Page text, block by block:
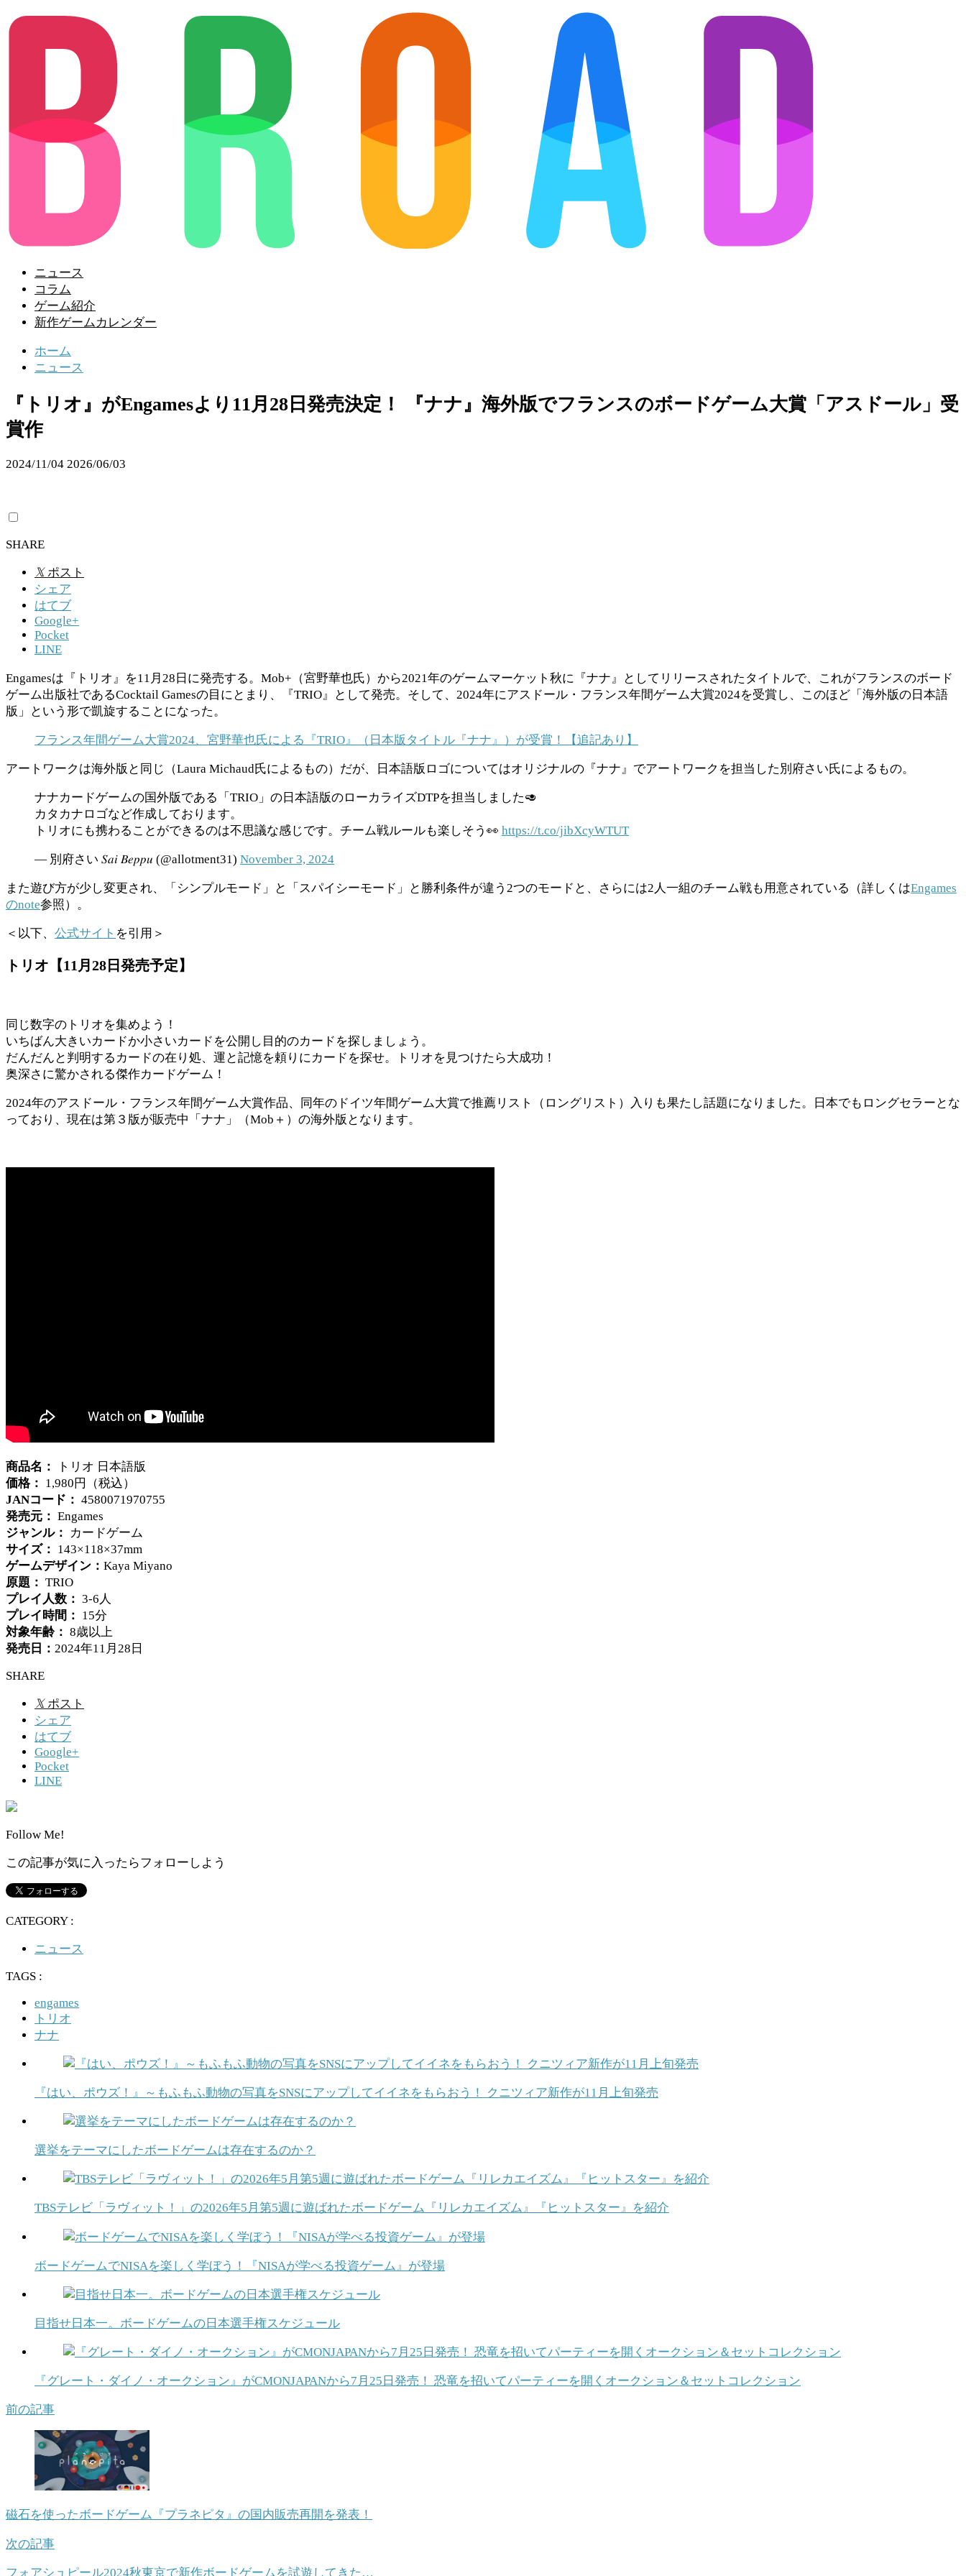
ニュース
コラム
ゲーム紹介
新作ゲームカレンダー
ホーム
ニュース
『トリオ』がEngamesより11月28日発売決定！ 『ナナ』海外版でフランスのボードゲーム大賞「アスドール」受
賞作
2024/11/04 2026/06/03
SHARE
𝕏 ポスト
シェア
はてブ
Google+
Pocket
LINE
Engamesは『トリオ』を11月28日に発売する。Mob+（宮野華也氏）から2021年のゲームマーケット秋に『ナナ』としてリリースされたタイトルで、これがフランスのボード
ゲーム出版社であるCocktail Gamesの目にとまり、『TRIO』として発売。そして、2024年にアスドール・フランス年間ゲーム大賞2024を受賞し、このほど「海外版の日本語
版」という形で凱旋することになった。
フランス年間ゲーム大賞2024、宮野華也氏による『TRIO』（日本版タイトル『ナナ』）が受賞！【追記あり】
アートワークは海外版と同じ（Laura Michaud氏によるもの）だが、日本語版ロゴについてはオリジナルの『ナナ』でアートワークを担当した別府さい氏によるもの。
ナナカードゲームの国外版である「TRIO」の日本語版のローカライズDTPを担当しました🥑
カタカナロゴなど作成しております。
トリオにも携わることができるのは不思議な感じです。チーム戦ルールも楽しそう👀 https://t.co/jibXcyWTUT
— 別府さい 𝑆𝑎𝑖 𝐵𝑒𝑝𝑝𝑢 (@allotment31) November 3, 2024
また遊び方が少し変更され、「シンプルモード」と「スパイシーモード」と勝利条件が違う2つのモードと、さらには2人一組のチーム戦も用意されている（詳しくはEngames
のnote参照）。
＜以下、 公式サイト を引用＞
トリオ【11月28日発売予定】
同じ数字のトリオを集めよう！
いちばん大きいカードか小さいカードを公開し目的のカードを探しましょう。
だんだんと判明するカードの在り処、運と記憶を頼りにカードを探せ。トリオを見つけたら大成功！
奥深さに驚かされる傑作カードゲーム！
2024年のアスドール・フランス年間ゲーム大賞作品、同年のドイツ年間ゲーム大賞で推薦リスト（ロングリスト）入りも果たし話題になりました。日本でもロングセラーとな
っており、現在は第３版が販売中「ナナ」（Mob＋）の海外版となります。
商品名：
トリオ 日本語版
価格： 1,980円（税込）
JANコード： 4580071970755
発売元： Engames
ジャンル：
カードゲーム
サイズ： 143×118×37mm
ゲームデザイン： Kaya Miyano
原題： TRIO
プレイ人数： 3-6人
プレイ時間： 15分
対象年齢： 8歳以上
発売日： 2024年11月28日
SHARE
𝕏 ポスト
シェア
はてブ
Google+
Pocket
LINE
Follow Me!
この記事が気に入ったらフォローしよう
CATEGORY :
ニュース
TAGS :
engames
トリオ
ナナ
『はい、ポウズ！』～もふもふ動物の写真をSNSにアップしてイイネをもらおう！ クニツィア新作が11月上旬発売
選挙をテーマにしたボードゲームは存在するのか？
TBSテレビ「ラヴィット！」の2026年5月第5週に遊ばれたボードゲーム『リレカエイズム』『ヒットスター』を紹介
ボードゲームでNISAを楽しく学ぼう！『NISAが学べる投資ゲーム』が登場
目指せ日本一。ボードゲームの日本選手権スケジュール
『グレート・ダイノ・オークション』がCMONJAPANから7月25日発売！ 恐竜を招いてパーティーを開くオークション＆セットコレクション
前の記事
磁石を使ったボードゲーム『プラネピタ』の国内販売再開を発表！
次の記事
フォアシュピール2024秋東京で新作ボードゲームを試遊してきた…